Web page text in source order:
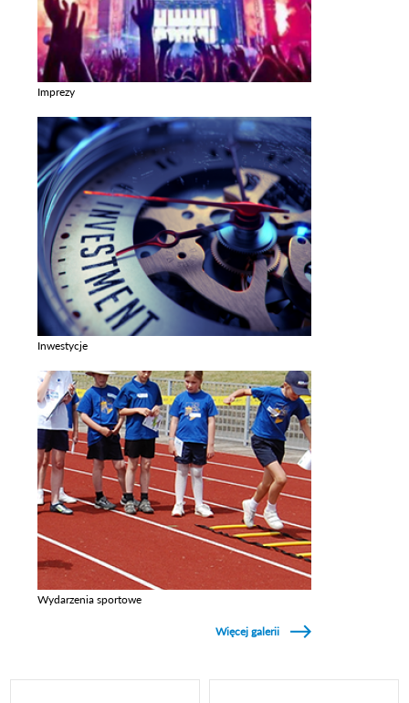
Imprezy
Inwestycje
Wydarzenia sportowe
Więcej galerii